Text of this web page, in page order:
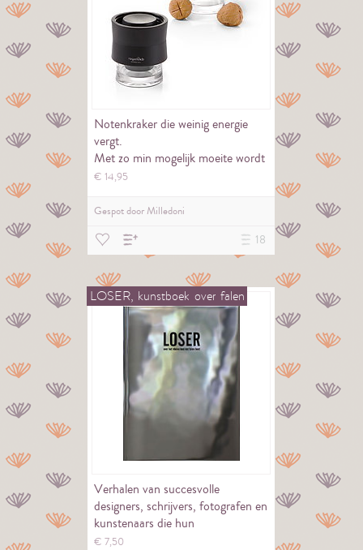
Notenkraker die weinig energie
vergt.
Met zo min mogelijk moeite wordt
de noot gekraakt. Er is ook…
€ 14,95
Gespot doorMilledoni
18
LOSER, kunstboek over falen
Verhalen van succesvolle
designers, schrijvers, fotografen en
kunstenaars die hun
mislukkingen…
€7,50